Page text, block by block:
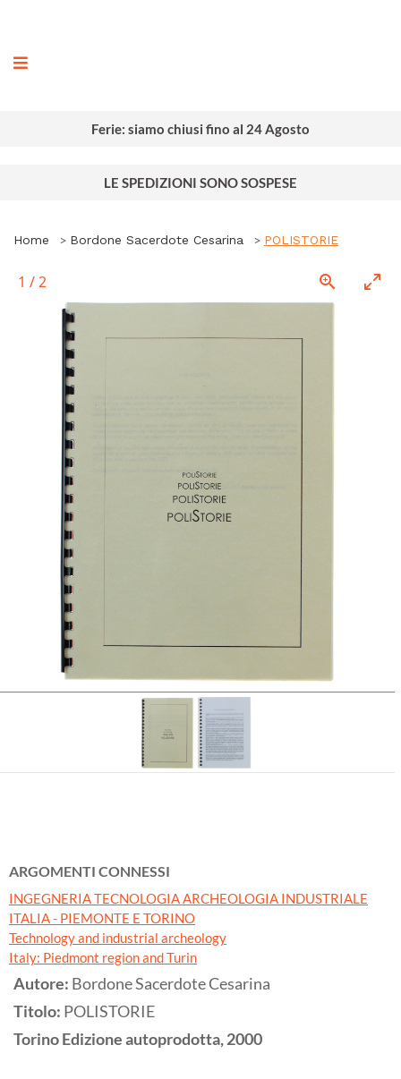
Ferie: siamo chiusi fino al 24 Agosto
LE SPEDIZIONI SONO SOSPESE
Home Bordone Sacerdote Cesarina POLISTORIE
1 /2
ARGOMENTI CONNESSI
INGEGNERIA TECNOLOGIA ARCHEOLOGIA INDUSTRIALE
ITALIA - PIEMONTE E TORINO
Technology and industrial archeology
Italy: Piedmont region and Turin
Autore: Bordone Sacerdote Cesarina
Titolo: POLISTORIE
TorinoEdizione autoprodotta,2000